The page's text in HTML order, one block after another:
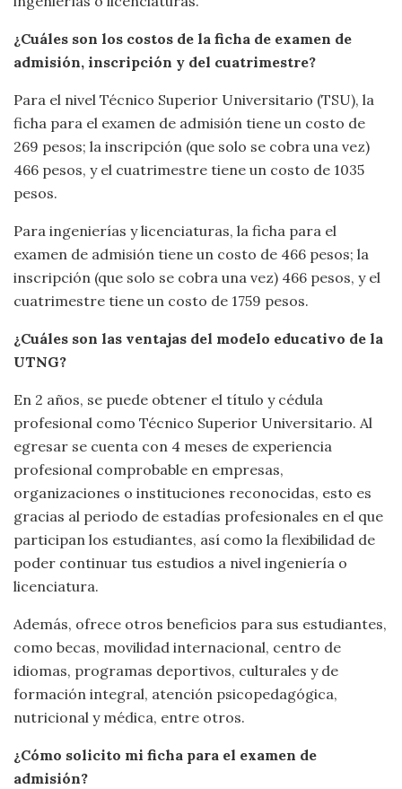
¿Cuáles son los costos de la ficha de examen de
admisión, inscripción y del cuatrimestre?
Para el nivel Técnico Superior Universitario (TSU), la
ficha para el examen de admisión tiene un costo de
269 pesos; la inscripción (que solo se cobra una vez)
466 pesos, y el cuatrimestre tiene un costo de 1035
pesos.
Para ingenierías y licenciaturas, la ficha para el
examen de admisión tiene un costo de 466 pesos; la
inscripción (que solo se cobra una vez) 466 pesos, y el
cuatrimestre tiene un costo de 1759 pesos.
¿Cuáles son las ventajas del modelo educativo de la
UTNG?
En 2 años, se puede obtener el título y cédula
profesional como Técnico Superior Universitario. Al
egresar se cuenta con 4 meses de experiencia
profesional comprobable en empresas,
organizaciones o instituciones reconocidas, esto es
gracias al periodo de estadías profesionales en el que
participan los estudiantes, así como la flexibilidad de
poder continuar tus estudios a nivel ingeniería o
licenciatura.
Además, ofrece otros beneficios para sus estudiantes,
como becas, movilidad internacional, centro de
idiomas, programas deportivos, culturales y de
formación integral, atención psicopedagógica,
nutricional y médica, entre otros.
¿Cómo solicito mi ficha para el examen de
admisión?